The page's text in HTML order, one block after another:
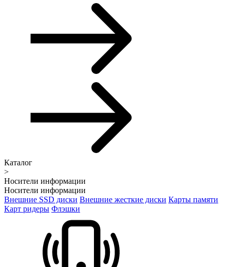
Каталог
>
Носители информации
Носители информации
Внешние SSD диски Внешние жесткие диски Карты памяти
Карт ридеры Флэшки